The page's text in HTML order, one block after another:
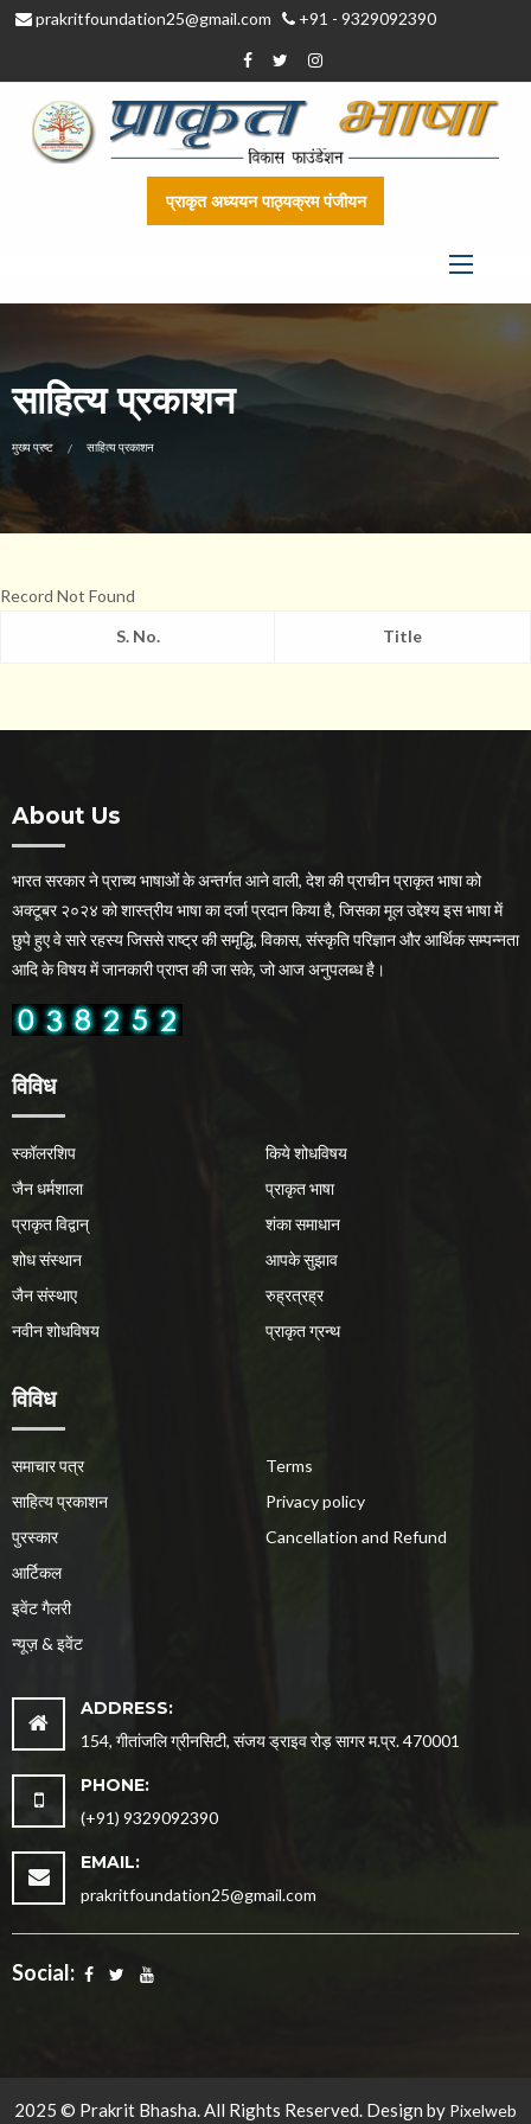
prakritfoundation25@gmail.com +91 - 9329092390
प्राकृत अध्ययन पाठ्यक्रम पंजीयन
साहित्य प्रकाशन
मुख्य प्रष्ट CURRENT:
साहित्य प्रकाशन
Record Not Found
S. No.
Title
About Us
भारत सरकार ने प्राच्य भाषाओं के अन्तर्गत आने वाली, देश की प्राचीन प्राकृत भाषा को
अक्टूबर २०२४ को शास्त्रीय भाषा का दर्जा प्रदान किया है, जिसका मूल उद्देश्य इस भाषा में
छुपे हुए वे सारे रहस्य जिससे राष्ट्र की समृद्धि, विकास, संस्कृति परिज्ञान और आर्थिक सम्पन्नता
आदि के विषय में जानकारी प्राप्त की जा सके, जो आज अनुपलब्ध है।
विविध
स्कॉलरशिप
जैन धर्मशाला
प्राकृत विद्वान्
शोध संस्थान
जैन संस्थाए
नवीन शोधविषय
किये शोधविषय
प्राकृत भाषा
शंका समाधान
आपके सुझाव
रुह्रत्रह्र
प्राकृत ग्रन्थ
विविध
समाचार पत्र
साहित्य प्रकाशन
पुरस्कार
आर्टिकल
इवेंट गैलरी
न्यूज़ & इवेंट
Terms
Privacy policy
Cancellation and Refund
ADDRESS:
154, गीतांजलि ग्रीनसिटी, संजय ड्राइव रोड़ सागर म.प्र. 470001
PHONE:
(+91) 9329092390
EMAIL:
prakritfoundation25@gmail.com
Social:
2025 © Prakrit Bhasha. All Rights Reserved. Design by Pixelweb